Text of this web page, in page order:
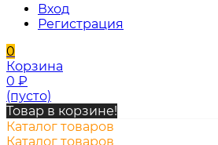
Вход
Регистрация
0
Корзина
0 ₽
(пусто)
Товар в корзине!
Каталог товаров
Каталог товаров